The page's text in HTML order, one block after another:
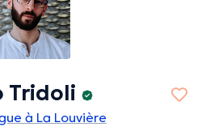
Tridoli
à La Louvière